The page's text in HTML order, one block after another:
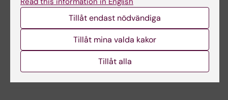
Tags
Cancer och onkologiTillåt endast nödvändiga
Tillåt mina valda kakor
Tillåt alla